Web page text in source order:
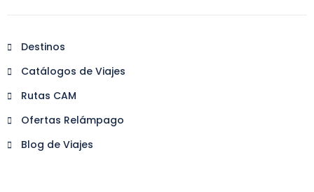
Destinos
Catálogos de Viajes
Rutas CAM
Ofertas Relámpago
Blog de Viajes